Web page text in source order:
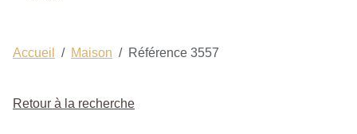
Accueil Maison Référence 3557
Retour à la recherche